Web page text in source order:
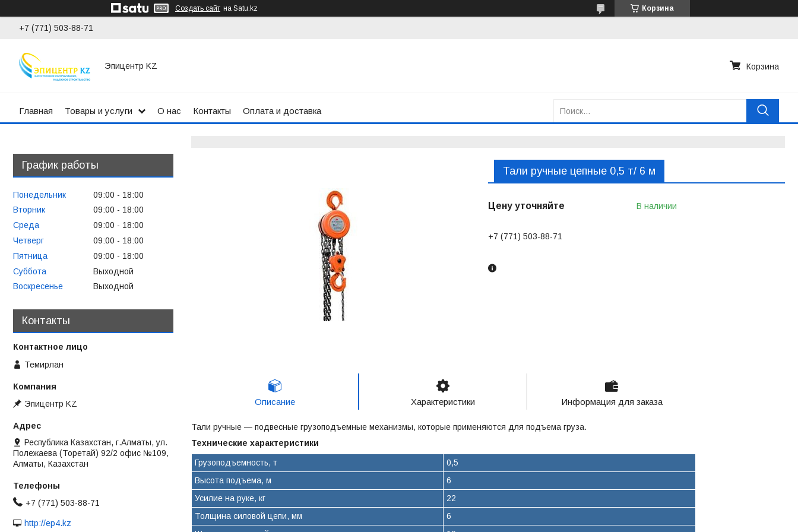
Создать сайт на Satu.kz Корзина
+7 (771) 503-88-71
Эпицентр KZ Корзина
Главная Товары и услуги О нас Контакты Оплата и доставка
Тали ручные цепные 0,5 т/ 6 м
Цену уточняйте В наличии
+7 (771) 503-88-71
Описание Характеристики Информация для заказа
Тали ручные — подвесные грузоподъемные механизмы, которые применяются для подъема груза.
Технические характеристики
Грузоподъемность, т
0,5
Высота подъема, м
6
Усилие на руке, кг
22
Толщина силовой цепи, мм
6
График работы
Понедельник 09:00
18:00
Вторник
09:00
18:00
Среда
09:00
18:00
Четверг
09:00
18:00
Пятница
09:00
18:00
Суббота
Выходной
Воскресенье
Выходной
Контакты
Темирлан
Эпицентр KZ
Республика Казахстан, г.Алматы, ул.
Полежаева (Торетай) 92/2 офис №109,
Алматы, Казахстан
+7 (771) 503-88-71
http://ep4.kz